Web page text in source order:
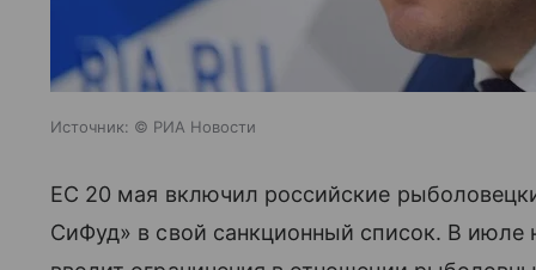
Источник: © РИА Новости
ЕС 20 мая включил российские
СиФуд» в свой санкционный список. В